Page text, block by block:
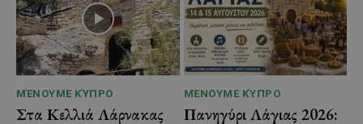
ΜΈΝΟΥΜΕ ΚΎΠΡΟ
Στα Κελλιά Λάρνακας
ΜΈΝΟΥΜΕ ΚΎΠΡΟ
Πανηγύρι Λάγιας 2026: